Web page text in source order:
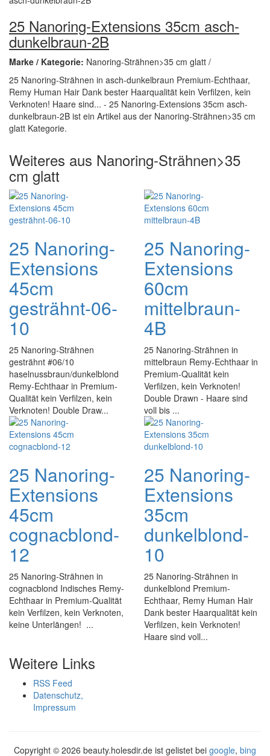
25 Nanoring-Extensions 35cm asch-
dunkelbraun-2B
Marke / Kategorie: Nanoring-Strähnen>35 cm glatt /
25 Nanoring-Strähnen in asch-dunkelbraun Premium-Echthaar,
Remy Human Hair Dank bester Haarqualität kein Verfilzen, kein
Verknoten! Haare sind... - 25 Nanoring-Extensions 35cm asch-
dunkelbraun-2B ist ein Artikel aus der Nanoring-Strähnen>35 cm
glatt Kategorie.
Weiteres aus Nanoring-Strähnen>35
cm glatt
25 Nanoring-
Extensions
45cm
gesträhnt-06-
10
25 Nanoring-Strähnen
gesträhnt #06/10
haselnussbraun/dunkelblond
Remy-Echthaar in Premium-
Qualität kein Verfilzen, kein
Verknoten! Double Draw...
25 Nanoring-
Extensions
60cm
mittelbraun-
4B
25 Nanoring-Strähnen in
mittelbraun Remy-Echthaar in
Premium-Qualität kein
Verfilzen, kein Verknoten!
Double Drawn - Haare sind
voll bis ...
25 Nanoring-
Extensions
45cm
cognacblond-
12
25 Nanoring-Strähnen in
cognacblond Indisches Remy-
Echthaar in Premium-Qualität
kein Verfilzen, kein Verknoten,
keine Unterlängen! ...
25 Nanoring-
Extensions
35cm
dunkelblond-
10
25 Nanoring-Strähnen in
dunkelblond Premium-
Echthaar, Remy Human Hair
Dank bester Haarqualität kein
Verfilzen, kein Verknoten!
Haare sind voll...
Weitere Links
RSS Feed
Datenschutz,
Impressum
Copyright © 2026 beauty.holesdir.de ist gelistet bei google, bing